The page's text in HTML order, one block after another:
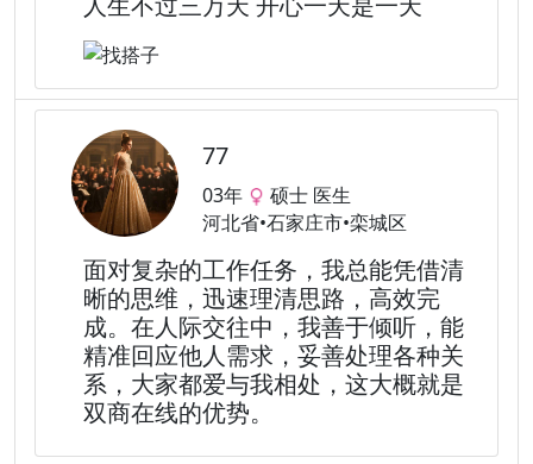
77
03年
硕士 医生
河北省•石家庄市•栾城区
面对复杂的工作任务，我总能凭借清
晰的思维，迅速理清思路，高效完
成。在人际交往中，我善于倾听，能
精准回应他人需求，妥善处理各种关
系，大家都爱与我相处，这大概就是
双商在线的优势。